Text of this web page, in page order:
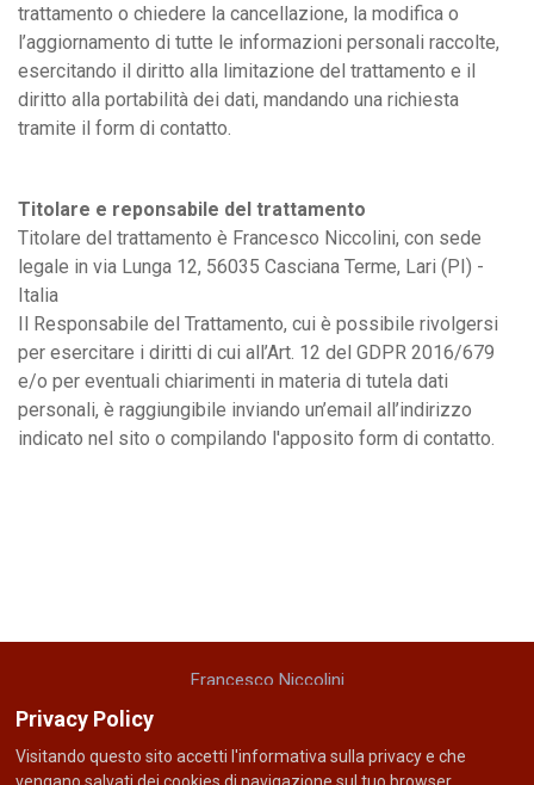
trattamento o chiedere la cancellazione, la modifica o
l’aggiornamento di tutte le informazioni personali raccolte,
esercitando il diritto alla limitazione del trattamento e il
diritto alla portabilità dei dati, mandando una richiesta
tramite il form di contatto.
Titolare e reponsabile del trattamento
Titolare del trattamento è Francesco Niccolini, con sede
legale in via Lunga 12, 56035 Casciana Terme, Lari (PI) -
Italia
Il Responsabile del Trattamento, cui è possibile rivolgersi
per esercitare i diritti di cui all’Art. 12 del GDPR 2016/679
e/o per eventuali chiarimenti in materia di tutela dati
personali, è raggiungibile inviando un’email all’indirizzo
indicato nel sito o compilando l'apposito form di contatto.
Francesco Niccolini
email: f r a n i c c o @ g m a i l . c o m
Privacy Policy
Visitando questo sito accetti l'informativa sulla privacy e che